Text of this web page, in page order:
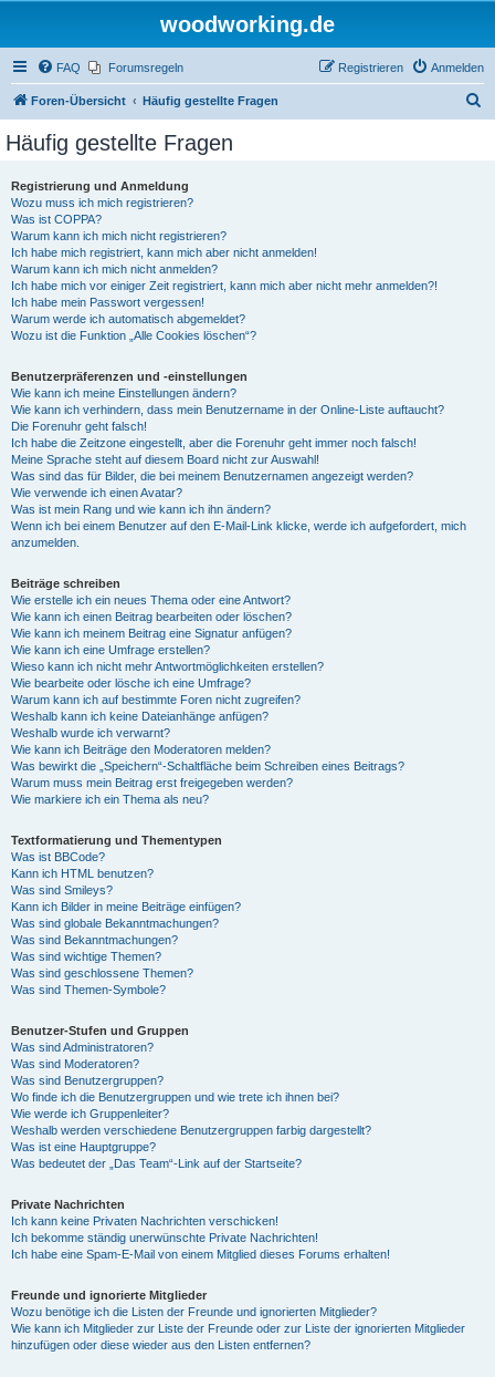
woodworking.de
FAQ Forumsregeln Anmelden
Registrieren
Foren-Übersicht Häufig gestellte Fragen
Häufig gestellte Fragen
Registrierung und Anmeldung
Wozu muss ich mich registrieren?
Was ist COPPA?
Warum kann ich mich nicht registrieren?
Ich habe mich registriert, kann mich aber nicht anmelden!
Warum kann ich mich nicht anmelden?
Ich habe mich vor einiger Zeit registriert, kann mich aber nicht mehr anmelden?!
Ich habe mein Passwort vergessen!
Warum werde ich automatisch abgemeldet?
Wozu ist die Funktion „Alle Cookies löschen“?
Benutzerpräferenzen und -einstellungen
Wie kann ich meine Einstellungen ändern?
Wie kann ich verhindern, dass mein Benutzername in der Online-Liste auftaucht?
Die Forenuhr geht falsch!
Ich habe die Zeitzone eingestellt, aber die Forenuhr geht immer noch falsch!
Meine Sprache steht auf diesem Board nicht zur Auswahl!
Was sind das für Bilder, die bei meinem Benutzernamen angezeigt werden?
Wie verwende ich einen Avatar?
Was ist mein Rang und wie kann ich ihn ändern?
Wenn ich bei einem Benutzer auf den E-Mail-Link klicke, werde ich aufgefordert, mich
anzumelden.
Beiträge schreiben
Wie erstelle ich ein neues Thema oder eine Antwort?
Wie kann ich einen Beitrag bearbeiten oder löschen?
Wie kann ich meinem Beitrag eine Signatur anfügen?
Wie kann ich eine Umfrage erstellen?
Wieso kann ich nicht mehr Antwortmöglichkeiten erstellen?
Wie bearbeite oder lösche ich eine Umfrage?
Warum kann ich auf bestimmte Foren nicht zugreifen?
Weshalb kann ich keine Dateianhänge anfügen?
Weshalb wurde ich verwarnt?
Wie kann ich Beiträge den Moderatoren melden?
Was bewirkt die „Speichern“-Schaltfläche beim Schreiben eines Beitrags?
Warum muss mein Beitrag erst freigegeben werden?
Wie markiere ich ein Thema als neu?
Textformatierung und Thementypen
Was ist BBCode?
Kann ich HTML benutzen?
Was sind Smileys?
Kann ich Bilder in meine Beiträge einfügen?
Was sind globale Bekanntmachungen?
Was sind Bekanntmachungen?
Was sind wichtige Themen?
Was sind geschlossene Themen?
Was sind Themen-Symbole?
Benutzer-Stufen und Gruppen
Was sind Administratoren?
Was sind Moderatoren?
Was sind Benutzergruppen?
Wo finde ich die Benutzergruppen und wie trete ich ihnen bei?
Wie werde ich Gruppenleiter?
Weshalb werden verschiedene Benutzergruppen farbig dargestellt?
Was ist eine Hauptgruppe?
Was bedeutet der „Das Team“-Link auf der Startseite?
Private Nachrichten
Ich kann keine Privaten Nachrichten verschicken!
Ich bekomme ständig unerwünschte Private Nachrichten!
Ich habe eine Spam-E-Mail von einem Mitglied dieses Forums erhalten!
Freunde und ignorierte Mitglieder
Wozu benötige ich die Listen der Freunde und ignorierten Mitglieder?
Wie kann ich Mitglieder zur Liste der Freunde oder zur Liste der ignorierten Mitglieder
hinzufügen oder diese wieder aus den Listen entfernen?